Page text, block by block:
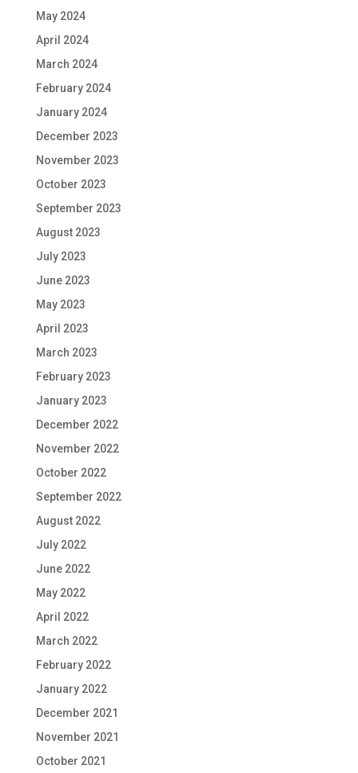
May 2024
April 2024
March 2024
February 2024
January 2024
December 2023
November 2023
October 2023
September 2023
August 2023
July 2023
June 2023
May 2023
April 2023
March 2023
February 2023
January 2023
December 2022
November 2022
October 2022
September 2022
August 2022
July 2022
June 2022
May 2022
April 2022
March 2022
February 2022
January 2022
December 2021
November 2021
October 2021